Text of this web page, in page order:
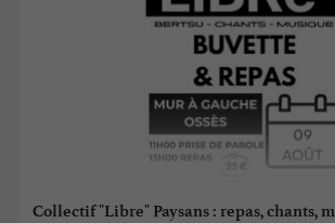
Collectif "Libre" Paysans : repas, chants,